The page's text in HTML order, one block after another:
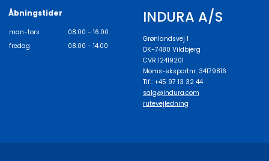
Åbningstider
man-tors
08.00 - 16.00
fredag
08.00 - 14.00
INDURA A/S
Grønlandsvej 1
DK-7480 Vildbjerg
CVR 12419201
Moms-eksportnr. 34179816
Tlf.: +45 97 13 32 44
salg@indura.com
rutevejledning